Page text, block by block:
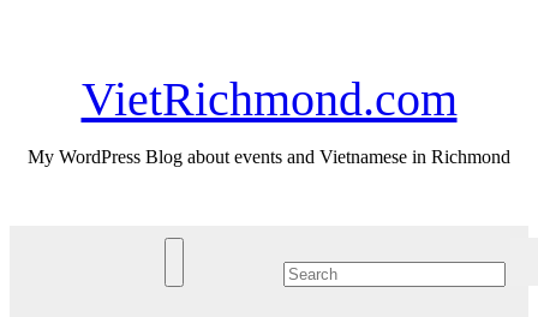
VietRichmond.com
My WordPress Blog about events and Vietnamese in Richmond